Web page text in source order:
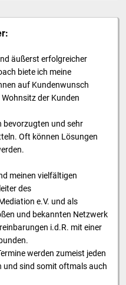
äußerst erfolgreicher
biete ich meine
auf Kundenwunsch
der Kunden
bevorzugten und sehr
Oft können Lösungen
meinen vielfältigen
des
e.V. und als
und bekannten Netzwerk
i.d.R. mit einer
werden zumeist jeden
und sind somit oftmals auch